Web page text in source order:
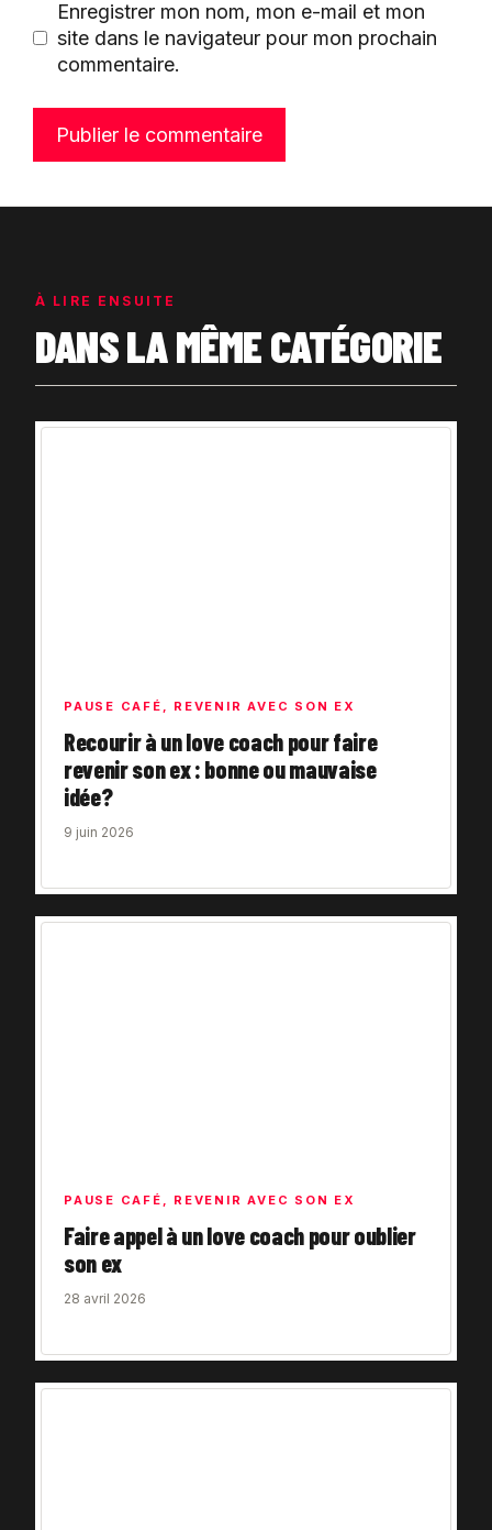
Enregistrer mon nom, mon e-mail et mon
site dans le navigateur pour mon prochain
commentaire.
À LIRE ENSUITE
DANS LA MÊME CATÉGORIE
PAUSE CAFÉ REVENIR AVEC SON EX
Recourir à un love coach pour faire
revenir son ex : bonne ou mauvaise
idée?
9 juin 2026
PAUSE CAFÉ , REVENIR AVEC SON EX
Faire appel à un love coach pour oublier
son ex
28 avril 2026